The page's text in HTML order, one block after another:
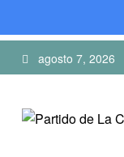
to
agosto 7, 2026